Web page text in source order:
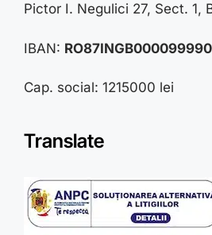
Pictor I. Negulici 27, Sect. 1,
IBAN:
Cap. social: 1215000 lei
Translate